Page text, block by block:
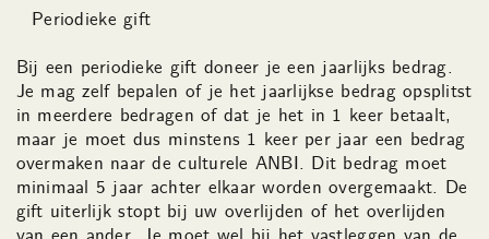
Periodieke gift
Bij een periodieke gift doneer je een jaarlijks bedrag.
Je mag zelf bepalen of je het jaarlijkse bedrag opsplitst
in meerdere bedragen of dat je het in 1 keer betaalt,
maar je moet dus minstens 1 keer per jaar een bedrag
overmaken naar de culturele ANBI. Dit bedrag moet
minimaal 5 jaar achter elkaar worden overgemaakt. De
gift uiterlijk stopt bij uw overlijden of het overlijden